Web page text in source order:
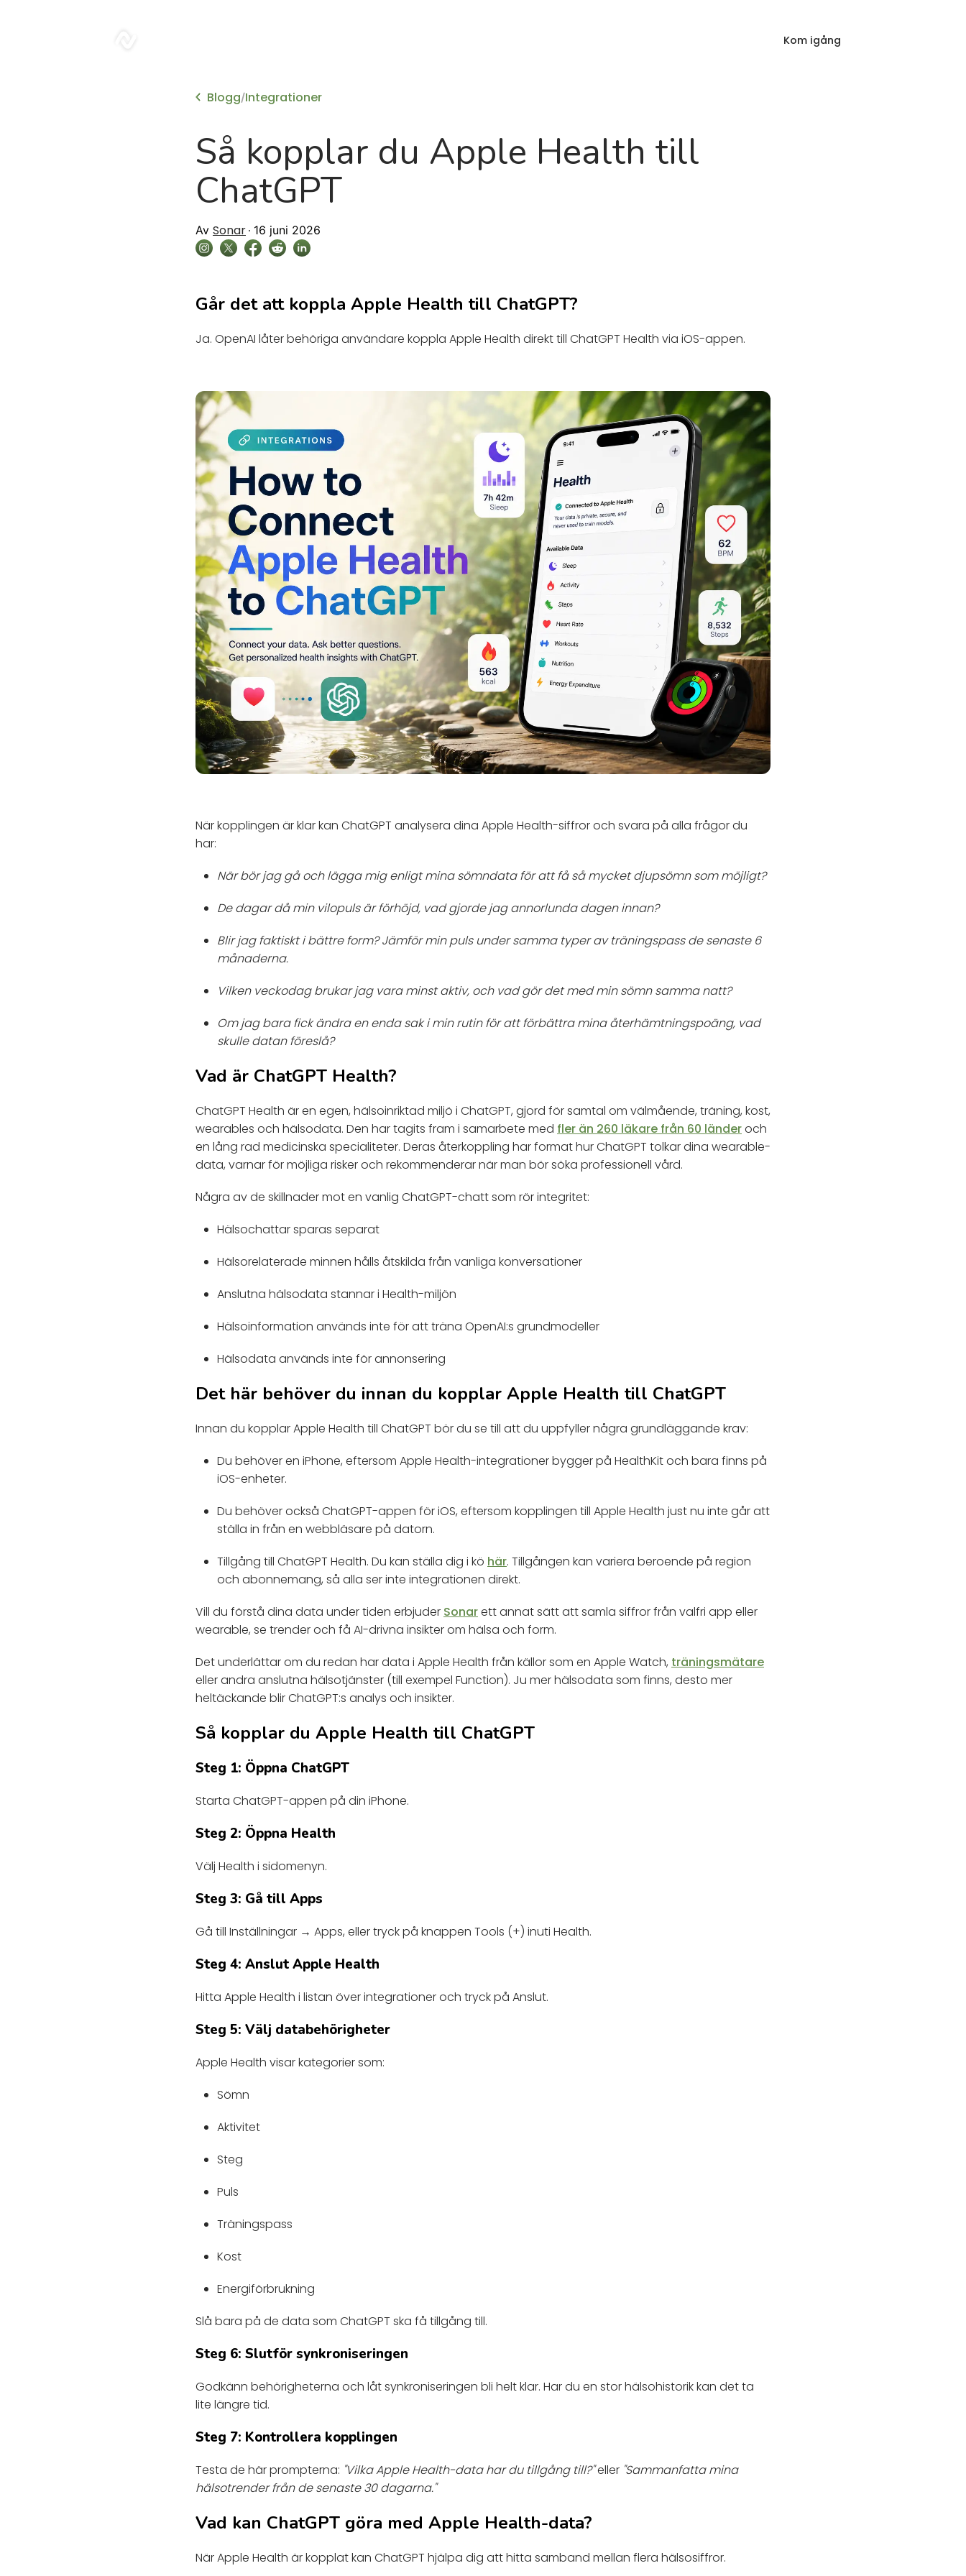
Kom igång
Blogg/Integrationer
Så kopplar du Apple Health till
ChatGPT
Av Sonar 16 juni 2026
Går det att koppla Apple Health till ChatGPT?
Ja. OpenAI låter behöriga användare koppla Apple Health direkt till ChatGPT Health via iOS-appen.
När kopplingen är klar kan ChatGPT analysera dina Apple Health-siffror och svara på alla frågor du
har:
När bör jag gå och lägga mig enligt mina sömndata för att få så mycket djupsömn som möjligt?
De dagar då min vilopuls är förhöjd, vad gjorde jag annorlunda dagen innan?
Blir jag faktiskt i bättre form? Jämför min puls under samma typer av träningspass de senaste 6
månaderna.
Vilken veckodag brukar jag vara minst aktiv, och vad gör det med min sömn samma natt?
Om jag bara fick ändra en enda sak i min rutin för att förbättra mina återhämtningspoäng, vad
skulle datan föreslå?
Vad är ChatGPT Health?
ChatGPT Health är en egen, hälsoinriktad miljö i ChatGPT, gjord för samtal om välmående, träning, kost,
wearables och hälsodata. Den har tagits fram i samarbete med fler än 260 läkare från 60 länderoch
en lång rad medicinska specialiteter. Deras återkoppling har format hur ChatGPT tolkar dina wearable-
data, varnar för möjliga risker och rekommenderar när man bör söka professionell vård.
Några av de skillnader mot en vanlig ChatGPT-chatt som rör integritet:
Hälsochattar sparas separat
Hälsorelaterade minnen hålls åtskilda från vanliga konversationer
Anslutna hälsodata stannar i Health-miljön
Hälsoinformation används inte för att träna OpenAI:s grundmodeller
Hälsodata används inte för annonsering
Det här behöver du innan du kopplar Apple Health till ChatGPT
Innan du kopplar Apple Health till ChatGPT bör du se till att du uppfyller några grundläggande krav:
Du behöver en iPhone, eftersom Apple Health-integrationer bygger på HealthKit och bara finns på
iOS-enheter.
Du behöver också ChatGPT-appen för iOS, eftersom kopplingen till Apple Health just nu inte går att
ställa in från en webbläsare på datorn.
Tillgång till ChatGPT Health. Du kan ställa dig i kö här. Tillgången kan variera beroende på region
och abonnemang, så alla ser inte integrationen direkt.
Vill du förstå dina data under tiden erbjuder Sonarett annat sätt att samla siffror från valfri app eller
wearable, se trender och få AI-drivna insikter om hälsa och form.
Det underlättar om du redan har data i Apple Health från källor som en Apple Watch, träningsmätare
eller andra anslutna hälsotjänster (till exempel Function). Ju mer hälsodata som finns, desto mer
heltäckande blir ChatGPT:s analys och insikter.
Så kopplar du Apple Health till ChatGPT
Steg 1: Öppna ChatGPT
Starta ChatGPT-appen på din iPhone.
Steg 2: Öppna Health
Välj Health i sidomenyn.
Steg 3: Gå till Apps
Gå till Inställningar → Apps, eller tryck på knappen Tools (+) inuti Health.
Steg 4: Anslut Apple Health
Hitta Apple Health i listan över integrationer och tryck på Anslut.
Steg 5: Välj databehörigheter
Apple Health visar kategorier som:
Sömn
Aktivitet
Steg
Puls
Träningspass
Kost
Energiförbrukning
Slå bara på de data som ChatGPT ska få tillgång till.
Steg 6: Slutför synkroniseringen
Godkänn behörigheterna och låt synkroniseringen bli helt klar. Har du en stor hälsohistorik kan det ta
lite längre tid.
Steg 7: Kontrollera kopplingen
Testa de här prompterna: "Vilka Apple Health-data har du tillgång till?"eller "Sammanfatta mina
hälsotrender från de senaste 30 dagarna."
Vad kan ChatGPT göra med Apple Health-data?
När Apple Health är kopplat kan ChatGPT hjälpa dig att hitta samband mellan flera hälsosiffror.